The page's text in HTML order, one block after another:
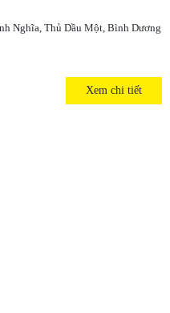
Nghĩa, Thủ Dầu Một, Bình Dương
Xem chi tiết